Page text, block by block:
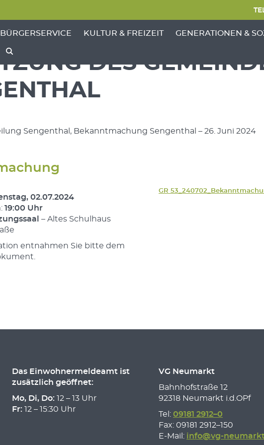
VON 'GEMEINDE'
BÜRGERSERVICE
ZEIGE MENÜ-UNTERPUNKTE VON 'BÜRGERSERVICE'
KULTUR & FREIZEIT GENERATIONEN &
DES
Sengenthal, Bekanntmachung Sengenthal – 26. Juni 2024
02.07.2024
19:00 Uhr
– Altes Schulhaus
entnahmen Sie bitte dem
GR
Das Einwohnermeldeamt ist
zusätzlich geöffnet:
Mo, Di, Do: 12 – 13 Uhr
Fr: 12 – 15:30 Uhr
VG Neumarkt
Bahnhofstraße 12
92318 Neumarkt i.d.OPf
Tel: 09181 2912–0
Fax: 09181 2912–150
E-Mail: info@vg-